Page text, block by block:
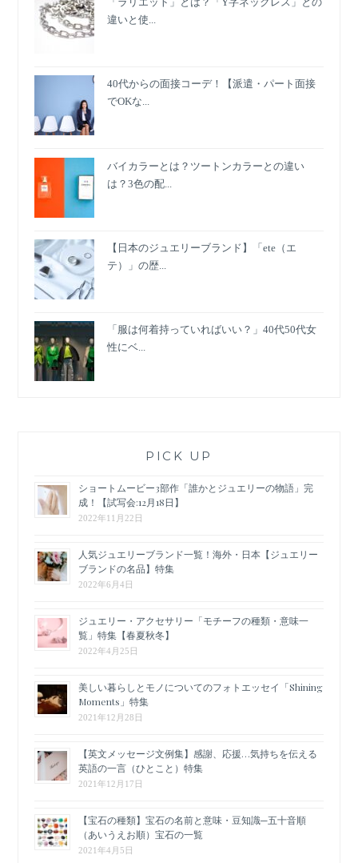
違いと使...
40代からの面接コーデ！【派遣・パート面接
でOKな...
バイカラーとは？ツートンカラーとの違い
は？3色の配...
【日本のジュエリーブランド】「ete（エ
テ）」の歴...
「服は何着持っていればいい？」40代50代女
性にベ...
PICK UP
ショートムービー3部作「誰かとジュエリーの物語」完
成！【試写会:12月18日】
2022年11月22日
人気ジュエリーブランド一覧！海外・日本【ジュエリー
ブランドの名品】特集
2022年6月4日
ジュエリー・アクセサリー「モチーフの種類・意味一
覧」特集【春夏秋冬】
2022年4月25日
美しい暮らしとモノについてのフォトエッセイ「Shining
Moments」特集
2021年12月28日
【英文メッセージ文例集】感謝、応援…気持ちを伝える
英語の一言（ひとこと）特集
2021年12月17日
【宝石の種類】宝石の名前と意味・豆知識─五十音順
（あいうえお順）宝石の一覧
2021年4月5日